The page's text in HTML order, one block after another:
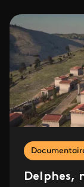
Delphes,